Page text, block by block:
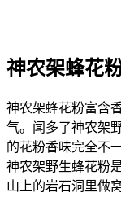
神农架蜂花
神农架蜂花粉富含
气。闻多了神农架
的花粉香味完全不
神农架野生蜂花粉
山上的岩石洞里做